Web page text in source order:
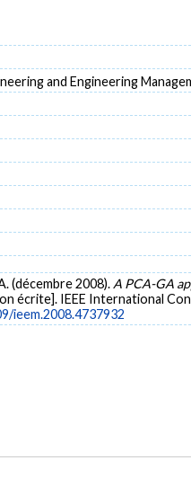
and Engineering
(décembre 2008). A PCA-GA
écrite]. IEEE International
ieem.2008.4737932